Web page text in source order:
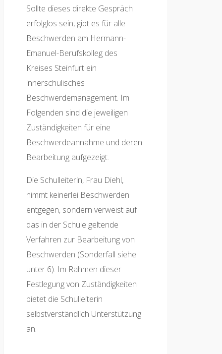
Sollte dieses direkte Gespräch
erfolglos sein, gibt es für alle
Beschwerden am Hermann-
Emanuel-Berufskolleg des
Kreises Steinfurt ein
innerschulisches
Beschwerdemanagement. Im
Folgenden sind die jeweiligen
Zuständigkeiten für eine
Beschwerdeannahme und deren
Bearbeitung aufgezeigt.
Die Schulleiterin, Frau Diehl,
nimmt keinerlei Beschwerden
entgegen, sondern verweist auf
das in der Schule geltende
Verfahren zur Bearbeitung von
Beschwerden (Sonderfall siehe
unter 6). Im Rahmen dieser
Festlegung von Zuständigkeiten
bietet die Schulleiterin
selbstverständlich Unterstützung
an.